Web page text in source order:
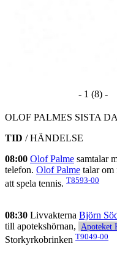
- 1 (8) -
OLOF PALMES SISTA
TID / HÄNDELSE
08:00 Olof Palme samtalar
telefon. Olof Palme talar om
att spela tennis. T8593-00
08:30 Livvakterna Björn
till apotekshörnan,
Apoteket
Storkyrkobrinken T9049-00